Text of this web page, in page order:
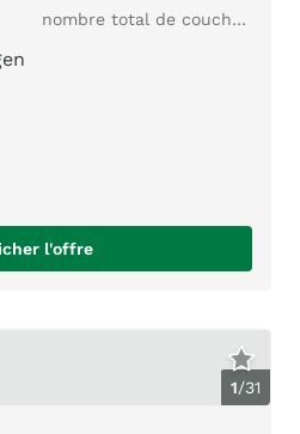
nombre total de couchages
l'offre
1/31